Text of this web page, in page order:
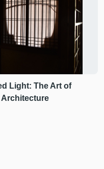
Light: The Art of